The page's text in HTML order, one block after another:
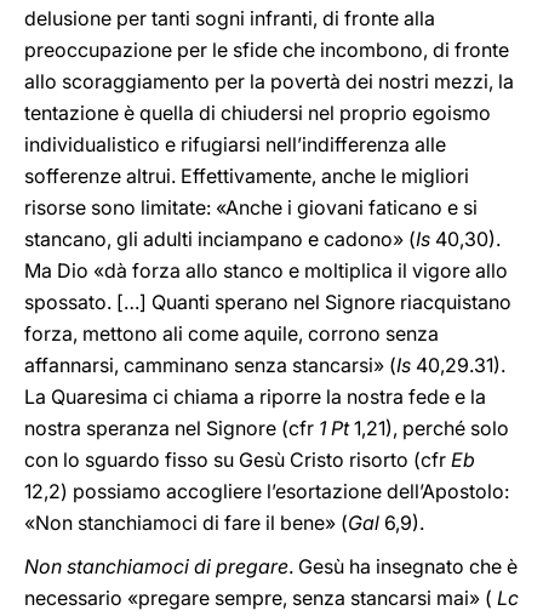
delusione per tanti sogni infranti, di fronte alla
preoccupazione per le sfide che incombono, di fronte
allo scoraggiamento per la povertà dei nostri mezzi, la
tentazione è quella di chiudersi nel proprio egoismo
individualistico e rifugiarsi nell’indifferenza alle
sofferenze altrui. Effettivamente, anche le migliori
risorse sono limitate: «Anche i giovani faticano e si
stancano, gli adulti inciampano e cadono» (Is 40,30).
Ma Dio «dà forza allo stanco e moltiplica il vigore allo
spossato. […] Quanti sperano nel Signore riacquistano
forza, mettono ali come aquile, corrono senza
affannarsi, camminano senza stancarsi» (Is 40,29.31).
La Quaresima ci chiama a riporre la nostra fede e la
nostra speranza nel Signore (cfr 1 Pt1,21), perché solo
con lo sguardo fisso su Gesù Cristo risorto (cfr Eb
12,2) possiamo accogliere l’esortazione dell’Apostolo:
«Non stanchiamoci di fare il bene» (Gal 6,9).
Non stanchiamoci di pregare. Gesù ha insegnato che è
necessario «pregare sempre, senza stancarsi mai» ( Lc